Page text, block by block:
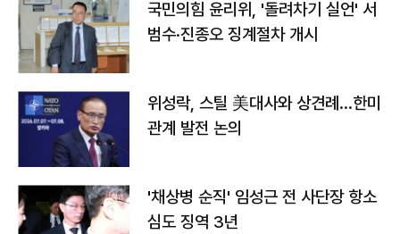
국민의힘 윤리위, '돌려차기 실언' 서
범수·진종오 징계절차 개시
위성락, 스틸 美대사와 상견례…한미
관계 발전 논의
'채상병 순직' 임성근 전 사단장 항소
심도 징역 3년